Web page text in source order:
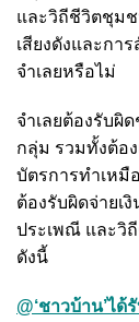
และวิถีชีวิตชุม
เสียงดังและกา
จำเลยหรือไม่
จำเลยต้องรับ
กลุ่ม รวมทั้งต้อ
บัตรการทำเหมื
ต้องรับผิดจ่ายเ
ประเพณี และวิ
ดังนี้
@‘ชาวบ้าน’ไ